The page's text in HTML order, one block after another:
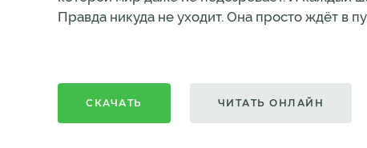
Правда никуда не уходит. Она просто ждёт в
СКАЧАТЬ ЧИТАТЬ ОНЛАЙН